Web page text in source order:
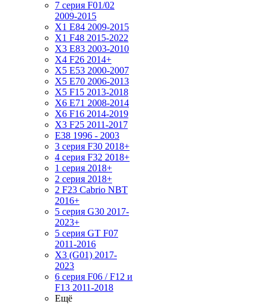
7 серия F01/02
2009-2015
X1 E84 2009-2015
X1 F48 2015-2022
X3 E83 2003-2010
X4 F26 2014+
X5 E53 2000-2007
X5 E70 2006-2013
X5 F15 2013-2018
X6 E71 2008-2014
X6 F16 2014-2019
X3 F25 2011-2017
E38 1996 - 2003
3 серия F30 2018+
4 серия F32 2018+
1 серия 2018+
2 серия 2018+
2 F23 Cabrio NBT
2016+
5 серия G30 2017-
2023+
5 серия GT F07
2011-2016
X3 (G01) 2017-
2023
6 серия F06 / F12 и
F13 2011-2018
Ещё